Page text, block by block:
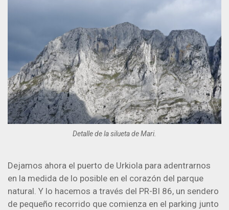
Detalle de la silueta de Mari.
Dejamos ahora el puerto de Urkiola para adentrarnos
en la medida de lo posible en el corazón del parque
natural. Y lo hacemos a través del PR-BI 86, un sendero
de pequeño recorrido que comienza en el parking junto